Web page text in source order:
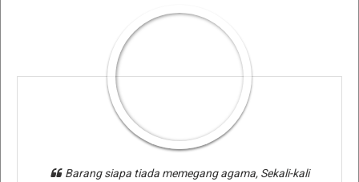
Barang siapa tiada memegang agama, Sekali-kali